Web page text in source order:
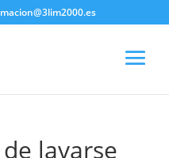
lavarse